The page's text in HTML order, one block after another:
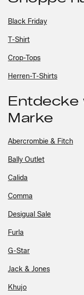
Black Friday
T-Shirt
Crop-Tops
Herren-T-Shirts
Entdecke
Marke
Abercrombie & Fitch
Bally Outlet
Calida
Comma
Desigual Sale
Furla
G-Star
Jack & Jones
Khujo